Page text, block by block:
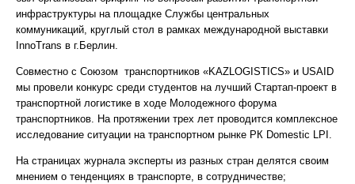
инфраструктуры на площадке Службы центральных
коммуникаций, круглый стол в рамках международной выставки
InnoTrans в г.Берлин.
Совместно с Союзом транспортников «KAZLOGISTICS» и USAID
мы провели конкурс среди студентов на лучший Стартап-проект в
транспортной логистике в ходе Молодежного форума
транспортников. На протяжении трех лет проводится комплексное
исследование ситуации на транспортном рынке РК Domestic LPI.
На страницах журнала эксперты из разных стран делятся своим
мнением о тенденциях в транспорте, в сотрудничестве;